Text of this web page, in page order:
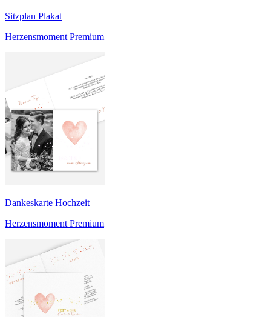
Sitzplan Plakat
Herzensmoment Premium
Dankeskarte Hochzeit
Herzensmoment Premium